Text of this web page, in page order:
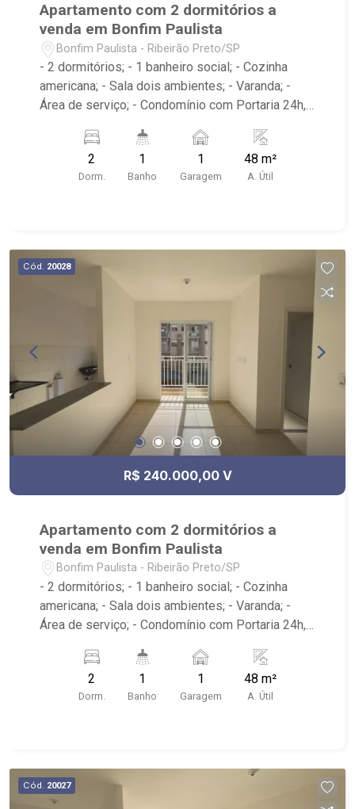
Apartamento com 2 dormitórios a
venda em Bonfim Paulista
Bonfim Paulista - Ribeirão Preto/SP
- 2 dormitórios; - 1 banheiro social; - Cozinha
americana; - Sala dois ambientes; - Varanda; -
Área de serviço; - Condomínio com Portaria 24h,
Próximo à DaniBe FullStore, Bola na Grama
Bonfim, Baterias Batex, supermercado Gricki e
Centro de Bonfim;
2
Dorm.
1
Banho
1
Garagem
48 m²
A. Útil
Cód. 20028
R$ 240.000,00 V
Apartamento com 2 dormitórios a
venda em Bonfim Paulista
Bonfim Paulista - Ribeirão Preto/SP
- 2 dormitórios; - 1 banheiro social; - Cozinha
americana; - Sala dois ambientes; - Varanda; -
Área de serviço; - Condomínio com Portaria 24h,
Próximo à DaniBe FullStore, Bola na Grama
Bonfim, Baterias Batex, supermercado Gricki e
Centro de Bonfim;
2
Dorm.
1
Banho
1
Garagem
48 m²
A. Útil
Cód. 20027